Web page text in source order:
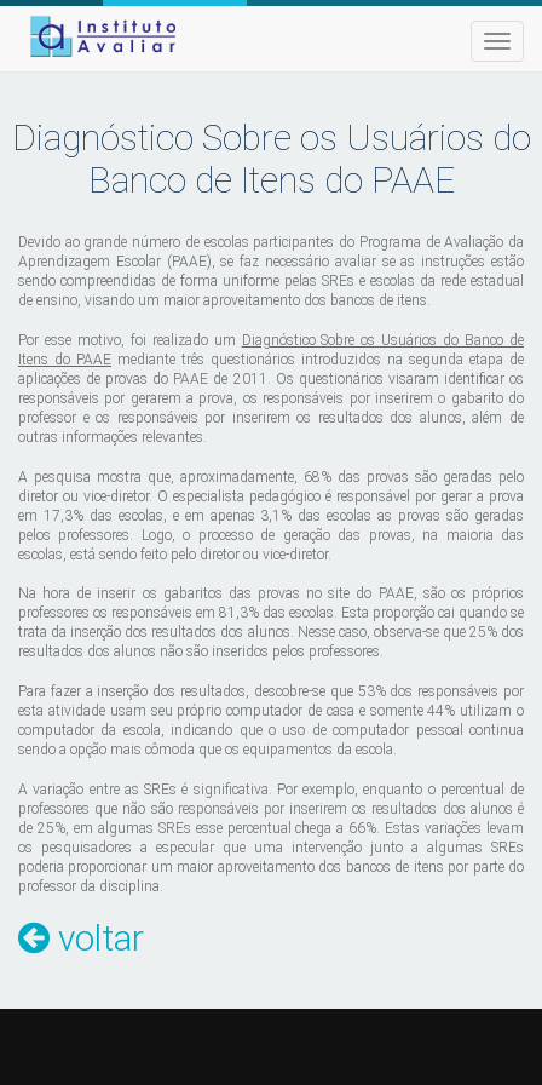
Toggle
Diagnóstico Sobre os Usuários do
Banco de Itens do PAAE
Devido ao grande número de escolas participantes do Programa de Avaliação da
Aprendizagem Escolar (PAAE), se faz necessário avaliar se as instruções estão
sendo compreendidas de forma uniforme pelas SREs e escolas da rede estadual
de ensino, visando um maior aproveitamento dos bancos de itens.
Por esse motivo, foi realizado um Diagnóstico Sobre os Usuários do Banco de
Itens do PAAE mediante três questionários introduzidos na segunda etapa de
aplicações de provas do PAAE de 2011. Os questionários visaram identificar os
responsáveis por gerarem a prova, os responsáveis por inserirem o gabarito do
professor e os responsáveis por inserirem os resultados dos alunos, além de
outras informações relevantes.
A pesquisa mostra que, aproximadamente, 68% das provas são geradas pelo
diretor ou vice-diretor. O especialista pedagógico é responsável por gerar a prova
em 17,3% das escolas, e em apenas 3,1% das escolas as provas são geradas
pelos professores. Logo, o processo de geração das provas, na maioria das
escolas, está sendo feito pelo diretor ou vice-diretor.
Na hora de inserir os gabaritos das provas no site do PAAE, são os próprios
professores os responsáveis em 81,3% das escolas. Esta proporção cai quando se
trata da inserção dos resultados dos alunos. Nesse caso, observa-se que 25% dos
resultados dos alunos não são inseridos pelos professores.
Para fazer a inserção dos resultados, descobre-se que 53% dos responsáveis por
esta atividade usam seu próprio computador de casa e somente 44% utilizam o
computador da escola, indicando que o uso de computador pessoal continua
sendo a opção mais cômoda que os equipamentos da escola.
A variação entre as SREs é significativa. Por exemplo, enquanto o percentual de
professores que não são responsáveis por inserirem os resultados dos alunos é
de 25%, em algumas SREs esse percentual chega a 66%. Estas variações levam
os pesquisadores a especular que uma intervenção junto a algumas SREs
poderia proporcionar um maior aproveitamento dos bancos de itens por parte do
professor da disciplina.
voltar